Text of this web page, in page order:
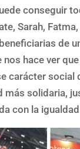
conseguir
Sarah,
de
nos hace ver
carácter social
más solidaria,
con la